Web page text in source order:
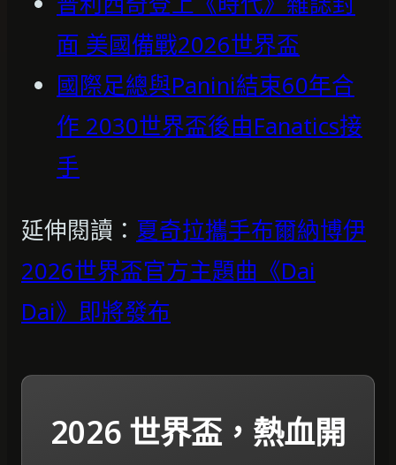
面 美國備戰2026世界盃
國際足總與Panini結束60年合
作 2030世界盃後由Fanatics接
手
延伸閱讀： 夏奇拉攜手布爾納博伊
2026世界盃官方主題曲《Dai
Dai》即將發布
2026 世界盃，熱血開